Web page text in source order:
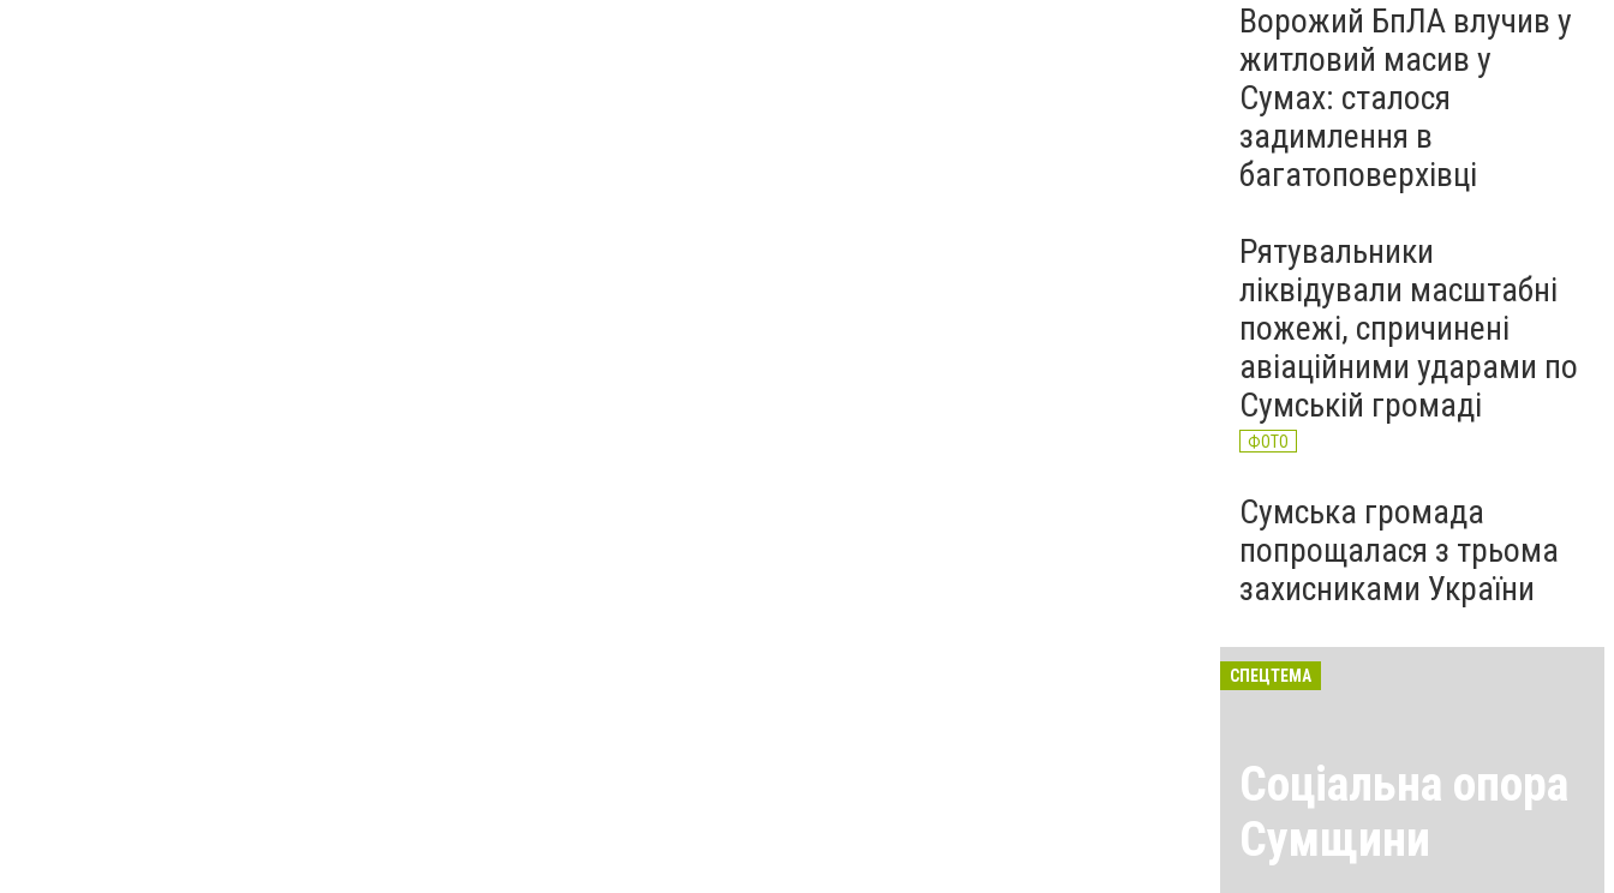
Ворожий БпЛА влучив у
житловий масив у
Сумах: сталося
задимлення в
багатоповерхівці
Рятувальники
ліквідували масштабні
пожежі, спричинені
авіаційними ударами по
Сумській громаді
ФОТО
Сумська громада
попрощалася з трьома
захисниками України
СПЕЦТЕМА
Соціальна опора
Сумщини